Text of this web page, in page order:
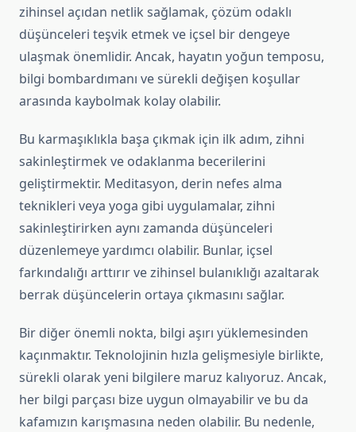
zihinsel açıdan netlik sağlamak, çözüm odaklı
düşünceleri teşvik etmek ve içsel bir dengeye
ulaşmak önemlidir. Ancak, hayatın yoğun temposu,
bilgi bombardımanı ve sürekli değişen koşullar
arasında kaybolmak kolay olabilir.
Bu karmaşıklıkla başa çıkmak için ilk adım, zihni
sakinleştirmek ve odaklanma becerilerini
geliştirmektir. Meditasyon, derin nefes alma
teknikleri veya yoga gibi uygulamalar, zihni
sakinleştirirken aynı zamanda düşünceleri
düzenlemeye yardımcı olabilir. Bunlar, içsel
farkındalığı arttırır ve zihinsel bulanıklığı azaltarak
berrak düşüncelerin ortaya çıkmasını sağlar.
Bir diğer önemli nokta, bilgi aşırı yüklemesinden
kaçınmaktır. Teknolojinin hızla gelişmesiyle birlikte,
sürekli olarak yeni bilgilere maruz kalıyoruz. Ancak,
her bilgi parçası bize uygun olmayabilir ve bu da
kafamızın karışmasına neden olabilir. Bu nedenle,